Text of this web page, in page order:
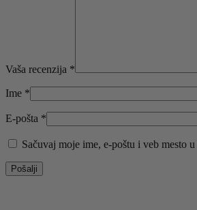
Vaša recenzija *
Ime *
E-pošta *
Sačuvaj moje ime, e-poštu i veb mesto